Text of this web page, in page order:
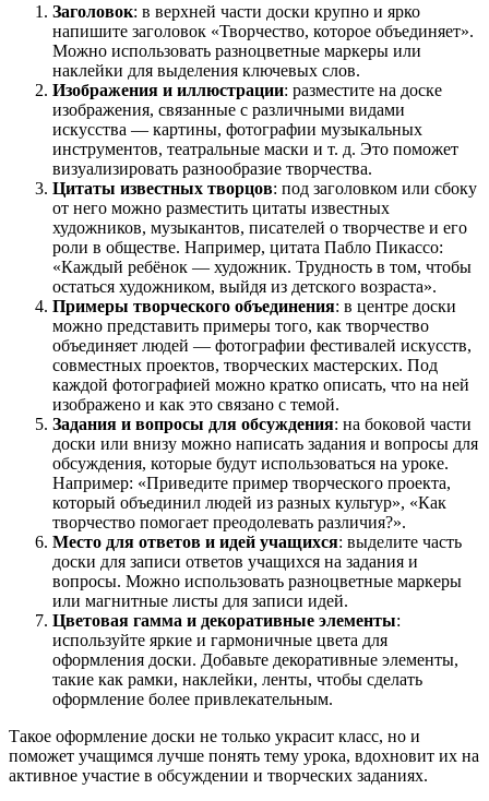
Заголовок: в верхней части доски крупно и ярко
напишите заголовок «Творчество, которое объединяет».
Можно использовать разноцветные маркеры или
наклейки для выделения ключевых слов.
Изображения и иллюстрации: разместите на доске
изображения, связанные с различными видами
искусства — картины, фотографии музыкальных
инструментов, театральные маски и т. д. Это поможет
визуализировать разнообразие творчества.
Цитаты известных творцов: под заголовком или сбоку
от него можно разместить цитаты известных
художников, музыкантов, писателей о творчестве и его
роли в обществе. Например, цитата Пабло Пикассо:
«Каждый ребёнок — художник. Трудность в том, чтобы
остаться художником, выйдя из детского возраста».
Примеры творческого объединения: в центре доски
можно представить примеры того, как творчество
объединяет людей — фотографии фестивалей искусств,
совместных проектов, творческих мастерских. Под
каждой фотографией можно кратко описать, что на ней
изображено и как это связано с темой.
Задания и вопросы для обсуждения: на боковой части
доски или внизу можно написать задания и вопросы для
обсуждения, которые будут использоваться на уроке.
Например: «Приведите пример творческого проекта,
который объединил людей из разных культур», «Как
творчество помогает преодолевать различия?».
Место для ответов и идей учащихся: выделите часть
доски для записи ответов учащихся на задания и
вопросы. Можно использовать разноцветные маркеры
или магнитные листы для записи идей.
Цветовая гамма и декоративные элементы:
используйте яркие и гармоничные цвета для
оформления доски. Добавьте декоративные элементы,
такие как рамки, наклейки, ленты, чтобы сделать
оформление более привлекательным.
Такое оформление доски не только украсит класс, но и
поможет учащимся лучше понять тему урока, вдохновит их на
активное участие в обсуждении и творческих заданиях.